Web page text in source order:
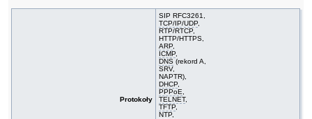
Protokoły
SIP RFC3261,
TCP/IP/UDP,
RTP/RTCP,
HTTP/HTTPS,
ARP,
ICMP,
DNS (rekord A,
SRV,
NAPTR),
DHCP,
PPPoE,
TELNET,
TFTP,
NTP,